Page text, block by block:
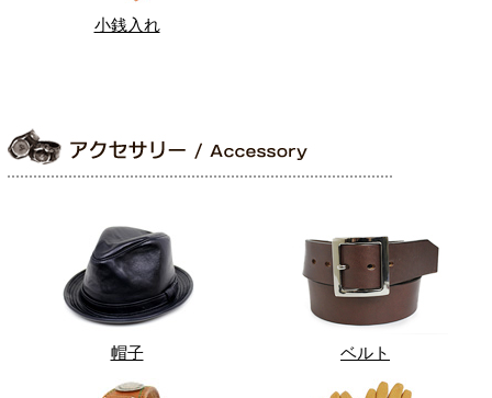
小銭入れ
帽子 ベルト